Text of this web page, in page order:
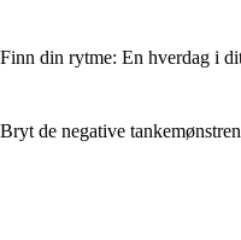
Finn din rytme: En hverdag i
Bryt de negative